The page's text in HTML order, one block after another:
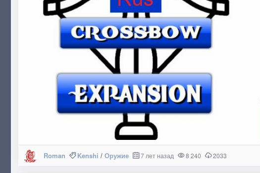
Roman Kenshi / Оружие 7 лет назад 8 240 2033